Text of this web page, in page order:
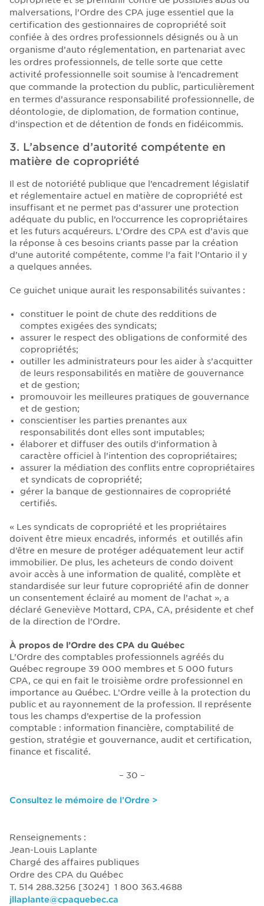
malversations, l’Ordre des CPA juge essentiel que la
certification des gestionnaires de copropriété soit
confiée à des ordres professionnels désignés ou à un
organisme d’auto réglementation, en partenariat avec
les ordres professionnels, de telle sorte que cette
activité professionnelle soit soumise à l’encadrement
que commande la protection du public, particulièrement
en termes d’assurance responsabilité professionnelle, de
déontologie, de diplomation, de formation continue,
d’inspection et de détention de fonds en fidéicommis.
3. L’absence d’autorité compétente en
matière de copropriété
Il est de notoriété publique que l’encadrement législatif
et réglementaire actuel en matière de copropriété est
insuffisant et ne permet pas d’assurer une protection
adéquate du public, en l’occurrence les copropriétaires
et les futurs acquéreurs. L’Ordre des CPA est d’avis que
la réponse à ces besoins criants passe par la création
d’une autorité compétente, comme l’a fait l’Ontario il y
a quelques années.
Ce guichet unique aurait les responsabilités suivantes :
constituer le point de chute des redditions de
comptes exigées des syndicats;
assurer le respect des obligations de conformité des
copropriétés;
outiller les administrateurs pour les aider à s’acquitter
de leurs responsabilités en matière de gouvernance
et de gestion;
promouvoir les meilleures pratiques de gouvernance
et de gestion;
conscientiser les parties prenantes aux
responsabilités dont elles sont imputables;
élaborer et diffuser des outils d’information à
caractère officiel à l’intention des copropriétaires;
assurer la médiation des conflits entre copropriétaires
et syndicats de copropriété;
gérer la banque de gestionnaires de copropriété
certifiés.
« Les syndicats de copropriété et les propriétaires
doivent être mieux encadrés, informés et outillés afin
d’être en mesure de protéger adéquatement leur actif
immobilier. De plus, les acheteurs de condo doivent
avoir accès à une information de qualité, complète et
standardisée sur leur future copropriété afin de donner
un consentement éclairé au moment de l’achat », a
déclaré Geneviève Mottard, CPA, CA, présidente et chef
de la direction de l’Ordre.
À propos de l’Ordre des CPA du Québec
L’Ordre des comptables professionnels agréés du
Québec regroupe 39 000 membres et 5 000 futurs
CPA, ce qui en fait le troisième ordre professionnel en
importance au Québec. L’Ordre veille à la protection du
public et au rayonnement de la profession. Il représente
tous les champs d’expertise de la profession
comptable : information financière, comptabilité de
gestion, stratégie et gouvernance, audit et certification,
finance et fiscalité.
– 30 –
Consultez le mémoire de l’Ordre >
Renseignements :
Jean-Louis Laplante
Chargé des affaires publiques
Ordre des CPA du Québec
T. 514 288.3256 [3024] 1 800 363.4688
jllaplante@cpaquebec.ca